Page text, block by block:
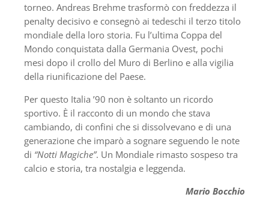
torneo. Andreas Brehme trasformò con freddezza il
penalty decisivo e consegnò ai tedeschi il terzo titolo
mondiale della loro storia. Fu l’ultima Coppa del
Mondo conquistata dalla Germania Ovest, pochi
mesi dopo il crollo del Muro di Berlino e alla vigilia
della riunificazione del Paese.
Per questo Italia ’90 non è soltanto un ricordo
sportivo. È il racconto di un mondo che stava
cambiando, di confini che si dissolvevano e di una
generazione che imparò a sognare seguendo le note
di “Notti Magiche”. Un Mondiale rimasto sospeso tra
calcio e storia, tra nostalgia e leggenda.
Mario Bocchio